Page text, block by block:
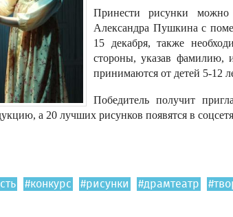
Принести рисунки
Александра Пушкина с
15 декабря, также
стороны, указав фамилию,
принимаются от детей 5-12
Победитель получит
а 20 лучших рисунков появятся в
#конкурс #рисунки #драмтеатр